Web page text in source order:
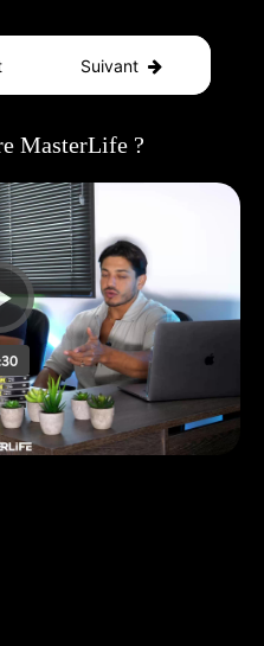
Suivant
MasterLife ?